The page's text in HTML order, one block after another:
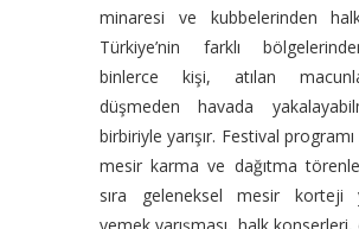
minaresi ve kubbelerinden
Türkiye’nin farklı
binlerce kişi, atılan
düşmeden havada
birbiriyle yarışır. Festival
mesir karma ve dağıtma
sıra geleneksel mesir korteji